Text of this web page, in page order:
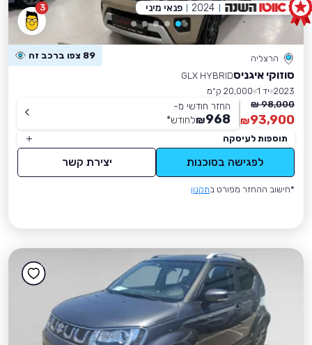
3
הרצליה 89 צפו ברכב זה
סוזוקי איגניסGLX HYBRID
2023 יד 1
20,000 ק״מ
98,000 ₪
93,900
₪
החזר חודשי מ-
968
₪לחודש*
תוספות לעיסקה
לפגישה בסוכנות יצירת קשר
*חישוב ההחזר מפורט בתקנון
2024 פנאי מיני